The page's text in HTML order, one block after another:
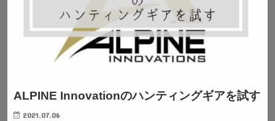
ALPINE Innovationのハンティングギアを試す
2021.07.06